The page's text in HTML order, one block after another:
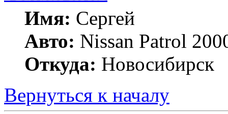
Имя: Сергей
Авто: Nissan Patrol
Откуда: Новосибирск
Вернуться к началу